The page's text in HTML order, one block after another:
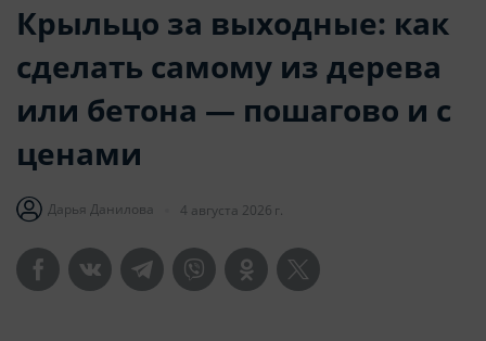
Крыльцо за выходные: как
сделать самому из дерева
или бетона — пошагово и с
ценами
Дарья Данилова 4 августа 2026 г.